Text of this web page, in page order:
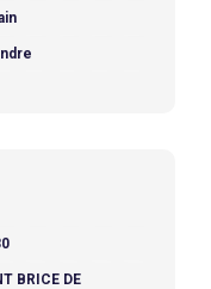
BRICE DE